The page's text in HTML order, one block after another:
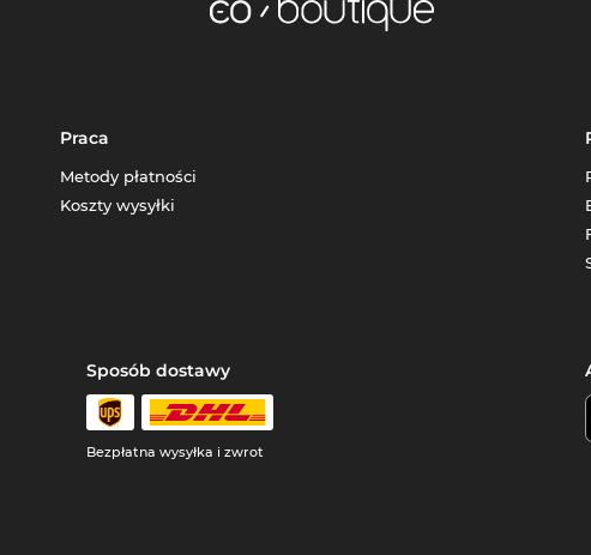
Praca
Metody płatności
Koszty wysyłki
Sposób dostawy
Bezpłatna wysyłka i zwrot